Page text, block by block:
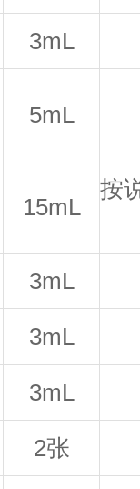
3mL
5mL
15mL
按
3mL
3mL
3mL
2张